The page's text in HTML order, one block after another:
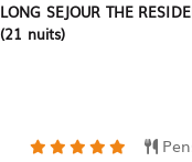
LONG SEJOUR THE
(21 nuits)